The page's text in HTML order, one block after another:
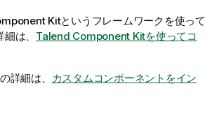
Kitというフレームワークを使って
は、 Talend Component Kitを使ってコ
詳細は、
カスタムコンポーネントをイン